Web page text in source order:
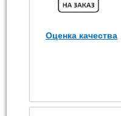
Оценка качества